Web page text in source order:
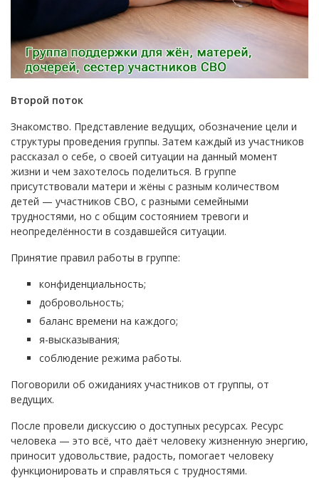
Второй поток
Знакомство. Представление ведущих, обозначение цели и
структуры проведения группы. Затем каждый из участников
рассказал о себе, о своей ситуации на данный момент
жизни и чем захотелось поделиться. В группе
присутствовали матери и жёны с разным количеством
детей — участников СВО, с разными семейными
трудностями, но с общим состоянием тревоги и
неопределённости в создавшейся ситуации.
Принятие правил работы в группе:
конфиденциальность;
добровольность;
баланс времени на каждого;
я-высказывания;
соблюдение режима работы.
Поговорили об ожиданиях участников от группы, от
ведущих.
После провели дискуссию о доступных ресурсах. Ресурс
человека — это всё, что даёт человеку жизненную энергию,
приносит удовольствие, радость, помогает человеку
функционировать и справляться с трудностями.